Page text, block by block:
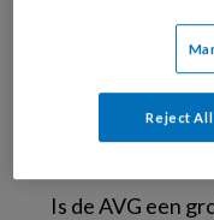
blijven naast de
AVG
derde
AVG én als je
beroepsgeheim
Is de AVG een
Reject All